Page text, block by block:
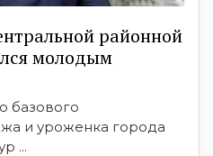
районной
молодым
базового
и уроженка города
...